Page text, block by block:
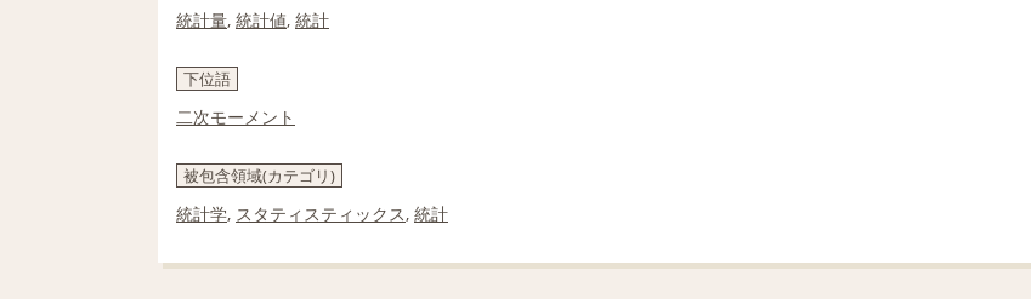
統計量, 統計値, 統計
下位語
二次モーメント
被包含領域(カテゴリ)
統計学, スタティスティックス, 統計